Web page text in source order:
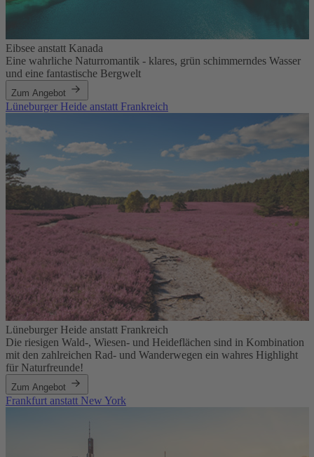
Eibsee anstatt Kanada
Eine wahrliche Naturromantik - klares, grün schimmerndes Wasser
und eine fantastische Bergwelt
Zum Angebot
Lüneburger Heide anstatt Frankreich
Lüneburger Heide anstatt Frankreich
Die riesigen Wald-, Wiesen- und Heideflächen sind in Kombination
mit den zahlreichen Rad- und Wanderwegen ein wahres Highlight
für Naturfreunde!
Zum Angebot
Frankfurt anstatt New York